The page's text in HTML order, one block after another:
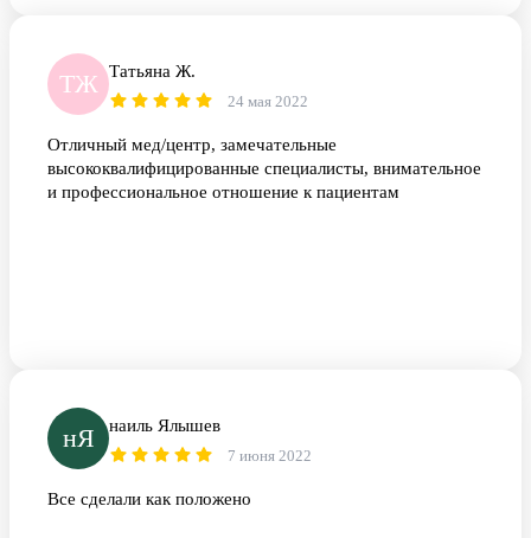
ТЖ Татьяна Ж.
24 мая 2022
Отличный мед/центр, замечательные
высококвалифицированные специалисты, внимательное
и профессиональное отношение к пациентам
нЯ наиль Ялышев
7 июня 2022
Все сделали как положено